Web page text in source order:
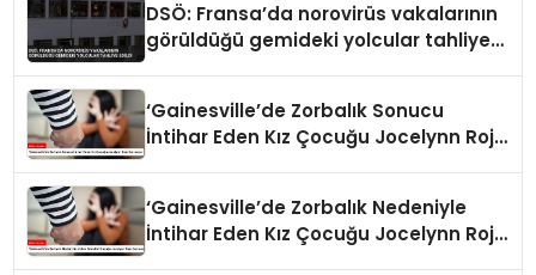
DSÖ: Fransa’da norovirüs vakalarının
görüldüğü gemideki yolcular tahliye
‘Gainesville’de Zorbalık Sonucu
İntihar Eden Kız Çocuğu Jocelynn Rojo
‘Gainesville’de Zorbalık Nedeniyle
İntihar Eden Kız Çocuğu Jocelynn Rojo